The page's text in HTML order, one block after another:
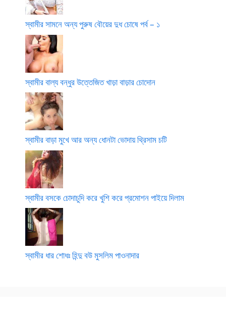
স্বামীর সামনে অন্য পুরুষ বৌয়ের দুধ চোষে পর্ব – ১
স্বামীর বাল্য বন্ধুর উত্তেজিত খাড়া বাড়ার চোদোন
স্বামীর বাড়া মুখে আর অন্য ধোনটা ভোদায় থ্রিসাম চটি
স্বামীর বসকে চোদাচুদি করে খুশি করে প্রমোশন পাইয়ে দিলাম
স্বামীর ধার শোধঃ হিন্দু বউ মুসলিম পাওনাদার